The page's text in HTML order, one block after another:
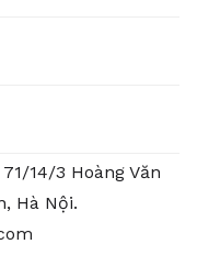
14/3 Hoàng Văn
Hà Nội.